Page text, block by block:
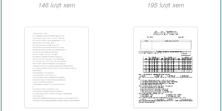
146 lượt xem 195 lượt xem